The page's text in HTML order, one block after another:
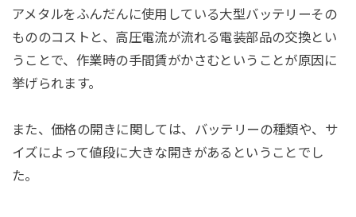
アメタルをふんだんに使用している大型バッテリーその
もののコストと、高圧電流が流れる電装部品の交換とい
うことで、作業時の手間賃がかさむということが原因に
挙げられます。
また、価格の開きに関しては、バッテリーの種類や、サ
イズによって値段に大きな開きがあるということでし
た。